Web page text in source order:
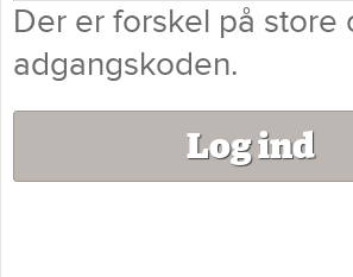
Der er forskel på store
adgangskoden.